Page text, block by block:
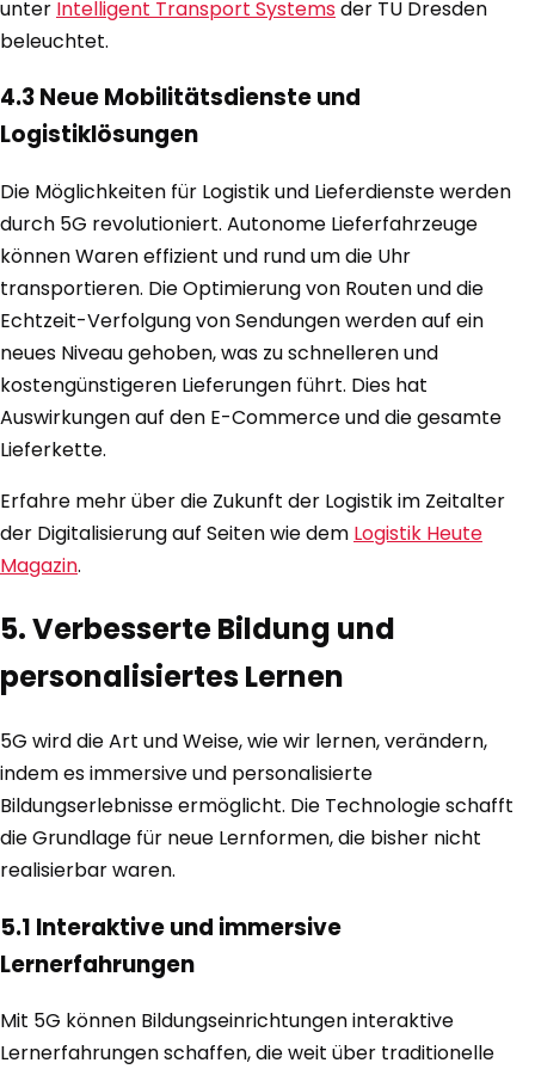
unter Intelligent Transport Systemsder TU Dresden
beleuchtet.
4.3 Neue Mobilitätsdienste und
Logistiklösungen
Die Möglichkeiten für Logistik und Lieferdienste werden
durch 5G revolutioniert. Autonome Lieferfahrzeuge
können Waren effizient und rund um die Uhr
transportieren. Die Optimierung von Routen und die
Echtzeit-Verfolgung von Sendungen werden auf ein
neues Niveau gehoben, was zu schnelleren und
kostengünstigeren Lieferungen führt. Dies hat
Auswirkungen auf den E-Commerce und die gesamte
Lieferkette.
Erfahre mehr über die Zukunft der Logistik im Zeitalter
der Digitalisierung auf Seiten wie dem Logistik Heute
Magazin.
5. Verbesserte Bildung und
personalisiertes Lernen
5G wird die Art und Weise, wie wir lernen, verändern,
indem es immersive und personalisierte
Bildungserlebnisse ermöglicht. Die Technologie schafft
die Grundlage für neue Lernformen, die bisher nicht
realisierbar waren.
5.1 Interaktive und immersive
Lernerfahrungen
Mit 5G können Bildungseinrichtungen interaktive
Lernerfahrungen schaffen, die weit über traditionelle